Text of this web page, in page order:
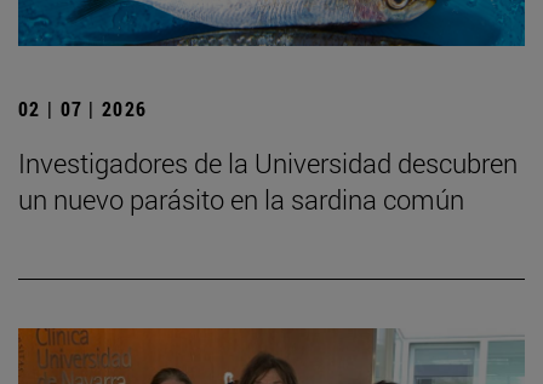
02 | 07 | 2026
Investigadores de la Universidad descubren
un nuevo parásito en la sardina común